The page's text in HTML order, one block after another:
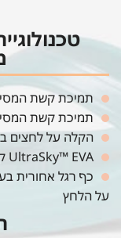
תמיכת קשת
תמיכת קשת
הקלה על לחצים
UltraSky™ EVA קצף לריפוד ולספק נוחות מעולה
כף רגל אחורית
על הלחץ